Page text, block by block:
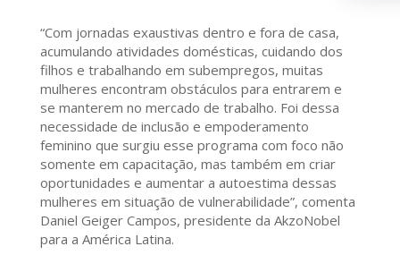
“Com jornadas exaustivas dentro e fora de casa,
acumulando atividades domésticas, cuidando dos
filhos e trabalhando em subempregos, muitas
mulheres encontram obstáculos para entrarem e
se manterem no mercado de trabalho. Foi dessa
necessidade de inclusão e empoderamento
feminino que surgiu esse programa com foco não
somente em capacitação, mas também em criar
oportunidades e aumentar a autoestima dessas
mulheres em situação de vulnerabilidade”, comenta
Daniel Geiger Campos, presidente da AkzoNobel
para a América Latina.